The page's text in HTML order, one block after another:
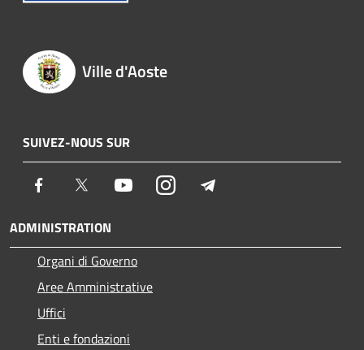
Ville d'Aoste
SUIVEZ-NOUS SUR
Facebook Twitter YoutubeInstagram
ADMINISTRATION
Organi di Governo
Aree Amministrative
Uffici
Enti e fondazioni